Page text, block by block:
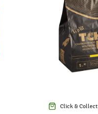
Click & Collect